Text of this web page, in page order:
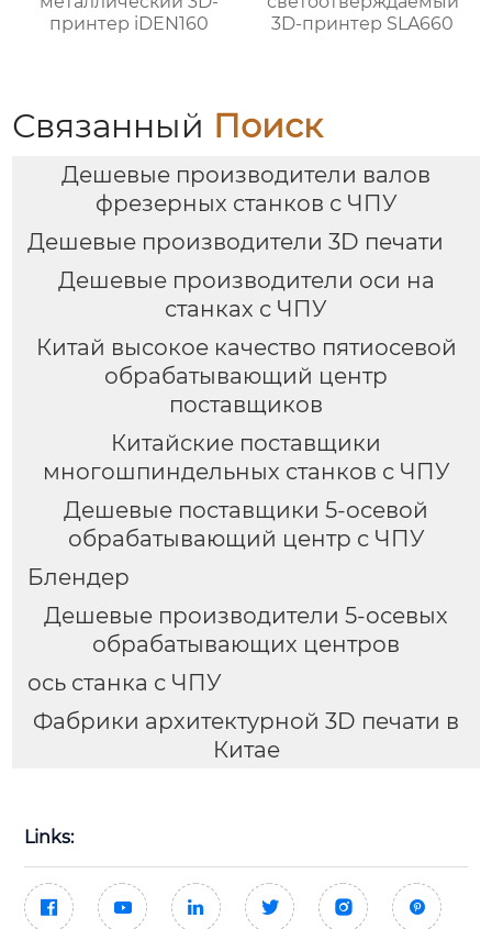
принтер iDEN160
3D-принтер SLA660
Связанный Поиск
Дешевые производители валов
фрезерных станков с ЧПУ
Дешевые производители 3D печати
Дешевые производители оси на
станках с ЧПУ
Китай высокое качество пятиосевой
обрабатывающий центр
поставщиков
Китайские поставщики
многошпиндельных станков с ЧПУ
Дешевые поставщики 5-осевой
обрабатывающий центр с ЧПУ
Блендер
Дешевые производители 5-осевых
обрабатывающих центров
ось станка с ЧПУ
Фабрики архитектурной 3D печати в
Китае
Links:
     